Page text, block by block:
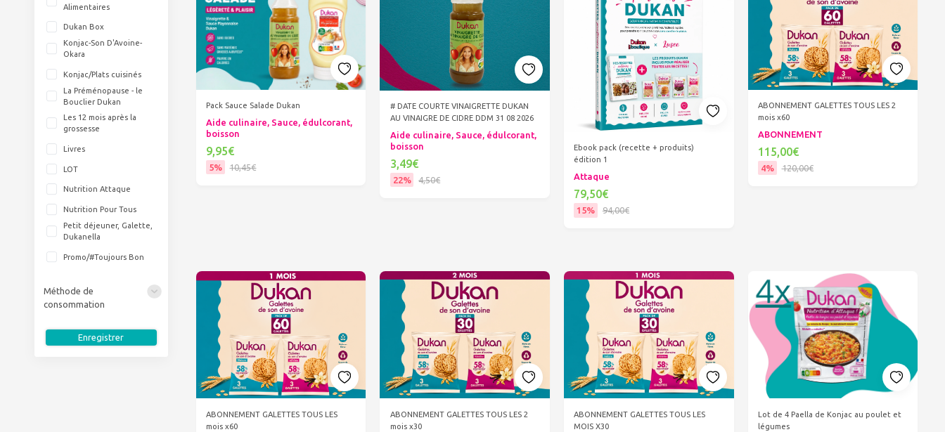
Alimentaires
Dukan Box
Konjac-Son D'Avoine-
Okara
Konjac/Plats cuisinés
La Préménopause - le
Bouclier Dukan
Les 12 mois après la
grossesse
Livres
LOT
Nutrition Attaque
Nutrition Pour Tous
Petit déjeuner, Galette,
Dukanella
Promo/#Toujours Bon
Méthode de
consommation
Enregistrer
Pack Sauce Salade Dukan
Aide culinaire, Sauce, édulcorant,
boisson
9,95€
5%
10,45€
# DATE COURTE VINAIGRETTE DUKAN
AU VINAIGRE DE CIDRE DDM 31 08 2026
Aide culinaire, Sauce, édulcorant,
boisson
3,49€
22%
4,50€
Ebook pack (recette + produits)
édition 1
Attaque
79,50€
15%
94,00€
ABONNEMENT GALETTES TOUS LES 2
mois x60
ABONNEMENT
115,00€
4%
120,00€
ABONNEMENT GALETTES TOUS LES
mois x60
ABONNEMENT GALETTES TOUS LES 2
mois x30
ABONNEMENT GALETTES TOUS LES
MOIS X30
Lot de 4 Paella de Konjac au poulet et
légumes